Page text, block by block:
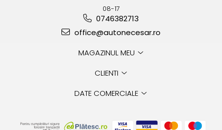
08-17
0746382713
office@autonecesar.ro
MAGAZINUL MEU
CLIENTI
DATE COMERCIALE